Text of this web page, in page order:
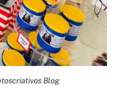
Blog